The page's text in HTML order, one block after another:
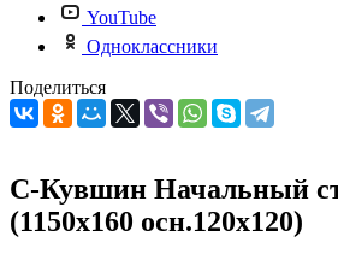
YouTube
Одноклассники
Поделиться
С-Кувшин Начальный
(1150х160 осн.120х120)